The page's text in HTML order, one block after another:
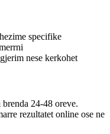
specifike
nese kerkohet
24-48 oreve.
rezultatet online ose ne